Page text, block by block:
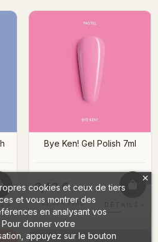
→
Bye Ken! Gel Polish 7ml
9,40 € HTVA
11,37 € TVAC
cookies et ceux de tiers
et vous montrer des
en analysant vos
donner votre
appuyez sur le bouton